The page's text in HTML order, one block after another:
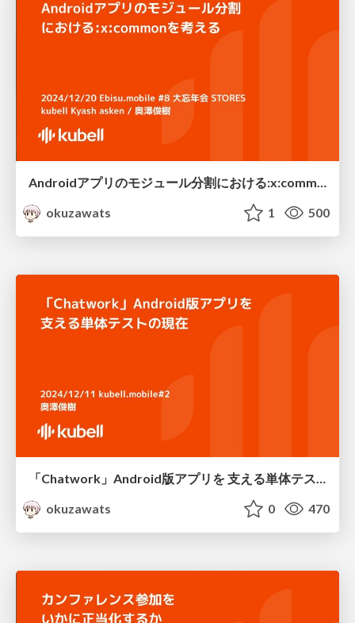
Androidアプリのモジュール分割における:x:commonを考える
okuzawats
1 500
okuzawats
0 470